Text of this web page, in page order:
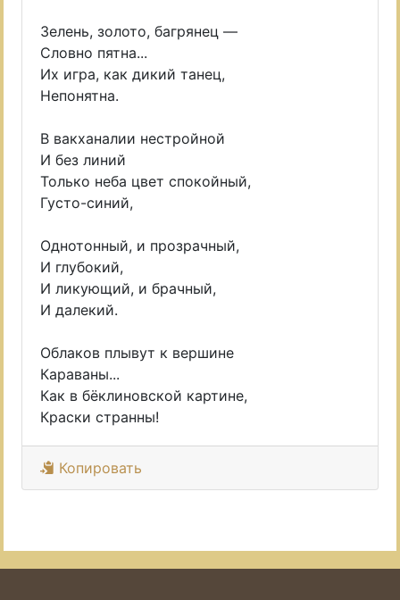
Зелень, золото, багрянец —
Словно пятна...
Их игра, как дикий танец,
Непонятна.
В вакханалии нестройной
И без линий
Только неба цвет спокойный,
Густо-синий,
Однотонный, и прозрачный,
И глубокий,
И ликующий, и брачный,
И далекий.
Облаков плывут к вершине
Караваны...
Как в бёклиновской картине,
Краски странны!
Копировать